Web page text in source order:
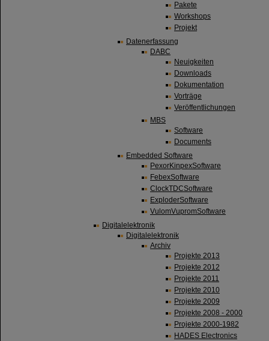
Pakete
Workshops
Projekt
Datenerfassung
DABC
Neuigkeiten
Downloads
Dokumentation
Vorträge
Veröffentlichungen
MBS
Software
Documents
Embedded Software
PexorKinpexSoftware
FebexSoftware
ClockTDCSoftware
ExploderSoftware
VulomVupromSoftware
Digitalelektronik
Digitalelektronik
Archiv
Projekte 2013
Projekte 2012
Projekte 2011
Projekte 2010
Projekte 2009
Projekte 2008 - 2000
Projekte 2000-1982
HADES Electronics